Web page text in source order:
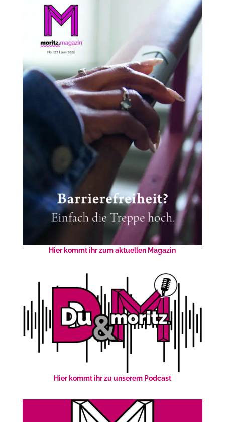
Hier kommt ihr zum aktuellen Magazin
Hier kommt ihr zu unserem Podcast